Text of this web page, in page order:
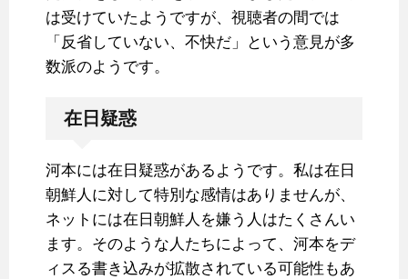
は受けていたようですが、視聴者の間では
「反省していない、不快だ」という意見が多
数派のようです。
在日疑惑
河本には在日疑惑があるようです。私は在日
朝鮮人に対して特別な感情はありませんが、
ネットには在日朝鮮人を嫌う人はたくさんい
ます。そのような人たちによって、河本をデ
ィスる書き込みが拡散されている可能性もあ